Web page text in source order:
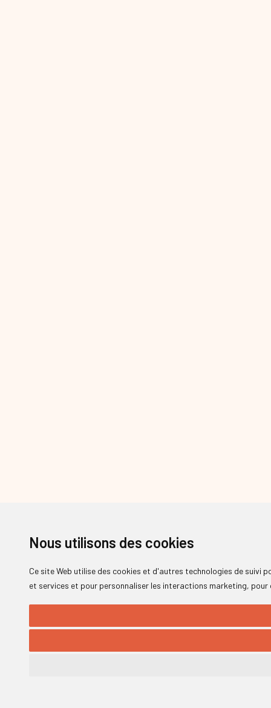
Nous utilisons des cookies
Ce site Web utilise des cookies et d'autres technologies de suivi
et services et pour personnaliser les interactions marketing, pour